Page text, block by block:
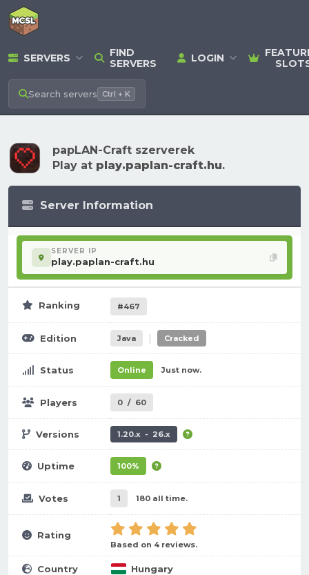
SERVERS
FIND
SERVERS
LOGIN
Search servers Ctrl + K
papLAN-Craft szerverek
Play at play.paplan-craft.hu.
Server Information
SERVER IP
play.paplan-craft.hu
Ranking #467
Edition Java | Cracked
Status Online Just now.
Players 0 / 60
Versions 1.20.x - 26.x
Uptime 100%
Votes 1 180 all time.
Rating
Based on 4 reviews.
Country Hungary